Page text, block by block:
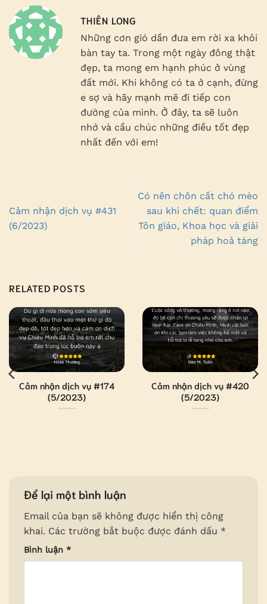
THIÊN LONG
Những cơn gió dần đưa em rời xa khỏi
bàn tay ta. Trong một ngày đông thật
đẹp, ta mong em hạnh phúc ở vùng
đất mới. Khi không có ta ở cạnh, đừng
e sợ và hãy mạnh mẽ đi tiếp con
đường của mình. Ở đây, ta sẽ luôn
nhớ và cầu chúc những điều tốt đẹp
nhất đến với em!
Cảm nhận dịch vụ #431
(6/2023)
Có nên chôn cất chó mèo
sau khi chết: quan điểm
Tôn giáo, Khoa học và giải
pháp hoả táng
RELATED POSTS
Cảm nhận dịch vụ #174
(5/2023)
Cảm nhận dịch vụ #420
(5/2023)
Để lại một bình luận
Email của bạn sẽ không được hiển thị công
khai. Các trường bắt buộc được đánh dấu *
Bình luận *